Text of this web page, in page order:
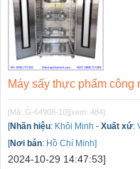
Máy sấy thực phẩm công
[Mã: G-64908-10][xem: 484]
[Nhãn hiệu: Khôi Minh - Xuất xứ:
[Nơi bán: Hồ Chí Minh]
2024-10-29 14:47:53]